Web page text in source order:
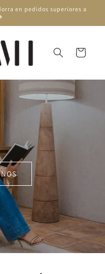
en pedidos superiores a
Carrito